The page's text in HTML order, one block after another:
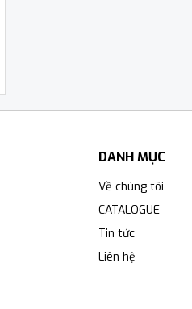
DANH MỤC
Về chúng tôi
CATALOGUE
Tin tức
Liên hệ